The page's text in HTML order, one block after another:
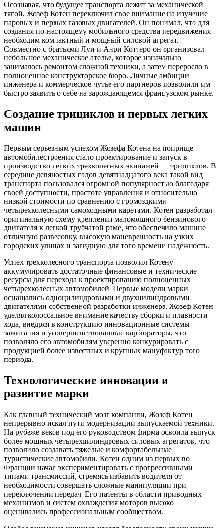
Осознавая, что будущее транспорта лежит за механической
тягой, Жозеф Котен переключил свое внимание на изучение
паровых и первых газовых двигателей. Он понимал, что для
создания по-настоящему мобильного средства передвижения
необходим компактный и мощный силовой агрегат.
Совместно с братьями Луи и Анри Коттеро он организовал
небольшое механическое ателье, которое изначально
занималось ремонтом сложной техники, а затем переросло в
полноценное конструкторское бюро. Личные амбиции
инженера и коммерческое чутье его партнеров позволили им
быстро заявить о себе на зарождающемся французском рынке.
Создание трициклов и первых легких
машин
Первым серьезным успехом Жозефа Котена на поприще
автомобилестроения стало проектирование и запуск в
производство легких трехколесных экипажей — трициклов. В
середине девяностых годов девятнадцатого века такой вид
транспорта пользовался огромной популярностью благодаря
своей доступности, простоте управления и относительно
низкой стоимости по сравнению с громоздкими
четырехколесными самоходными каретами. Котен разработал
оригинальную схему крепления маломощного бензинового
двигателя к легкой трубчатой раме, что обеспечило машине
отличную развесовку, высокую маневренность на узких
городских улицах и завидную для того времени надежность.
Успех трехколесного транспорта позволил Котену
аккумулировать достаточные финансовые и технические
ресурсы для перехода к проектированию полноценных
четырехколесных автомобилей. Первые модели марки
оснащались одноцилиндровыми и двухцилиндровыми
двигателями собственной разработки инженера. Жозеф Котен
уделял колоссальное внимание качеству сборки и плавности
хода, внедряя в конструкцию инновационные системы
зажигания и усовершенствованные карбюраторы, что
позволяло его автомобилям уверенно конкурировать с
продукцией более известных и крупных мануфактур того
периода.
Технологические инновации и
развитие марки
Как главный технический мозг компании, Жозеф Котен
непрерывно искал пути модернизации выпускаемой техники.
На рубеже веков под его руководством фирма освоила выпуск
более мощных четырехцилиндровых силовых агрегатов, что
позволило создавать тяжелые и комфортабельные
туристические автомобили. Котен одним из первых во
Франции начал экспериментировать с прогрессивными
типами трансмиссий, стремясь избавить водителя от
необходимости совершать сложные манипуляции при
переключении передач. Его патенты в области приводных
механизмов и систем охлаждения моторов высоко
оценивались профессиональным сообществом.